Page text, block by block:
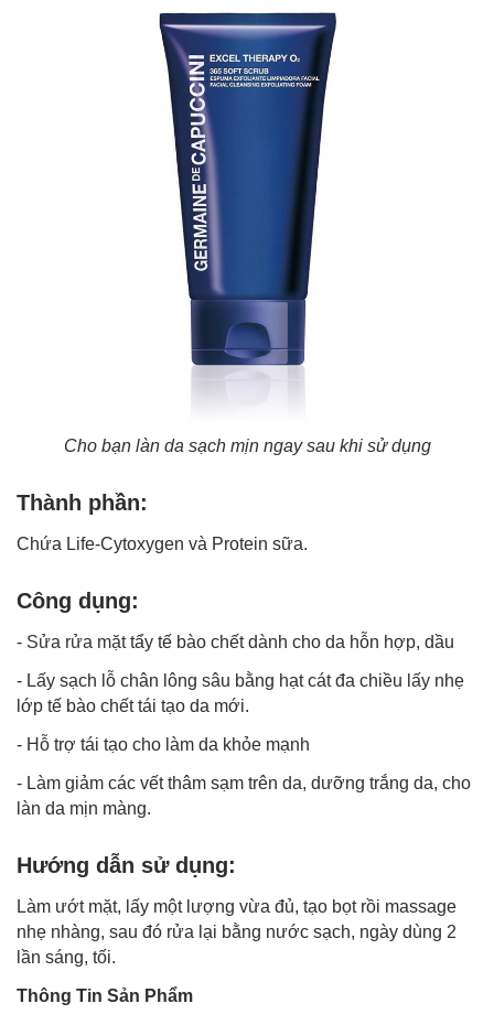
Cho bạn làn da sạch mịn ngay sau khi sử dụng
Thành phần:
Chứa Life-Cytoxygen và Protein sữa.
Công dụng:
- Sửa rửa mặttẩy tế bào chết dành cho da hỗn hợp, dầu
- Lấy sạch lỗ chân lông sâu bằng hạt cát đa chiều lấy nhẹ
lớp tế bào chết tái tạo da mới.
- Hỗ trợ tái tạo cho làm da khỏe mạnh
- Làm giảm các vết thâm sạm trên da, dưỡng trắng da, cho
làn da mịn màng.
Hướng dẫn sử dụng:
Làm ướt mặt, lấy một lượng vừa đủ, tạo bọt rồi massage
nhẹ nhàng, sau đó rửa lại bằng nước sạch, ngày dùng 2
lần sáng, tối.
Thông Tin Sản Phẩm